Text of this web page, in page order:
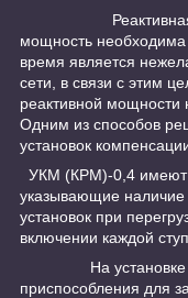
Реактивная
мощность
время является
сети, в связи с этим
реактивной мощности
Одним из способов
установок
УКМ (КРМ)-0,4 имеют
указывающие
установок при
включении каждой
На установке
приспособления для